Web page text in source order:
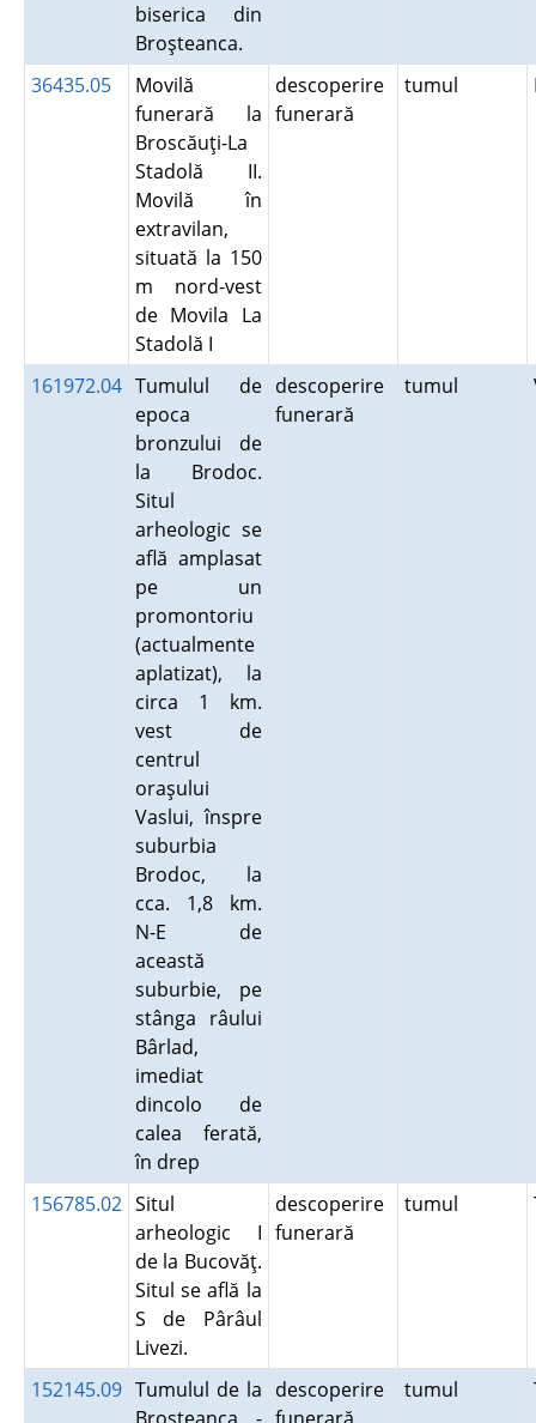
biserica din
Broşteanca.
36435.05
Movilă
funerară la
Broscăuţi-La
Stadolă II.
Movilă în
extravilan,
situată la 150
m nord-vest
de Movila La
Stadolă I
descoperire
funerară
tumul
161972.04 Tumulul de
epoca
bronzului de
la Brodoc.
Situl
arheologic se
află amplasat
pe un
promontoriu
(actualmente
aplatizat), la
circa 1 km.
vest de
centrul
oraşului
Vaslui, înspre
suburbia
Brodoc, la
cca. 1,8 km.
N-E de
această
suburbie, pe
stânga râului
Bârlad,
imediat
dincolo de
calea ferată,
în drep
descoperire
funerară
tumul
156785.02 Situl
arheologic I
de la Bucovăţ.
Situl se află la
S de Pârâul
Livezi.
descoperire
funerară
tumul
152145.09 Tumulul de la descoperire
tumul